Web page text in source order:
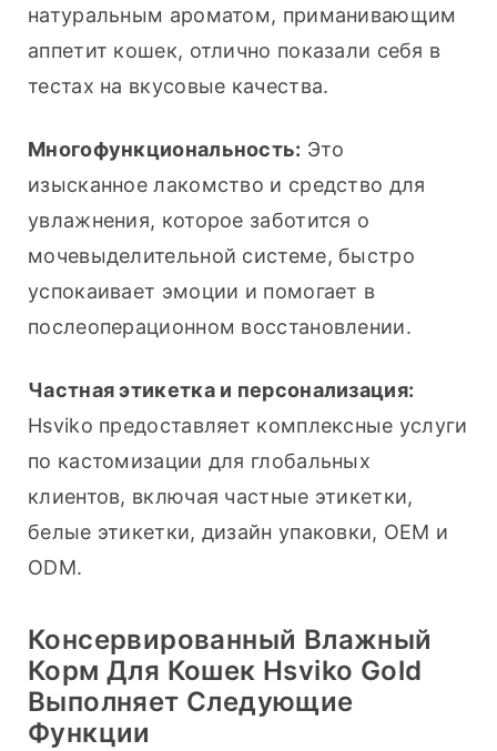
натуральным ароматом, приманивающим
аппетит кошек, отлично показали себя в
тестах на вкусовые качества.
Многофункциональность: Это
изысканное лакомство и средство для
увлажнения, которое заботится о
мочевыделительной системе, быстро
успокаивает эмоции и помогает в
послеоперационном восстановлении.
Частная этикетка и персонализация:
Hsviko предоставляет комплексные услуги
по кастомизации для глобальных
клиентов, включая частные этикетки,
белые этикетки, дизайн упаковки, OEM и
ODM.
Консервированный Влажный
Корм Для Кошек Hsviko Gold
Выполняет Следующие
Функции